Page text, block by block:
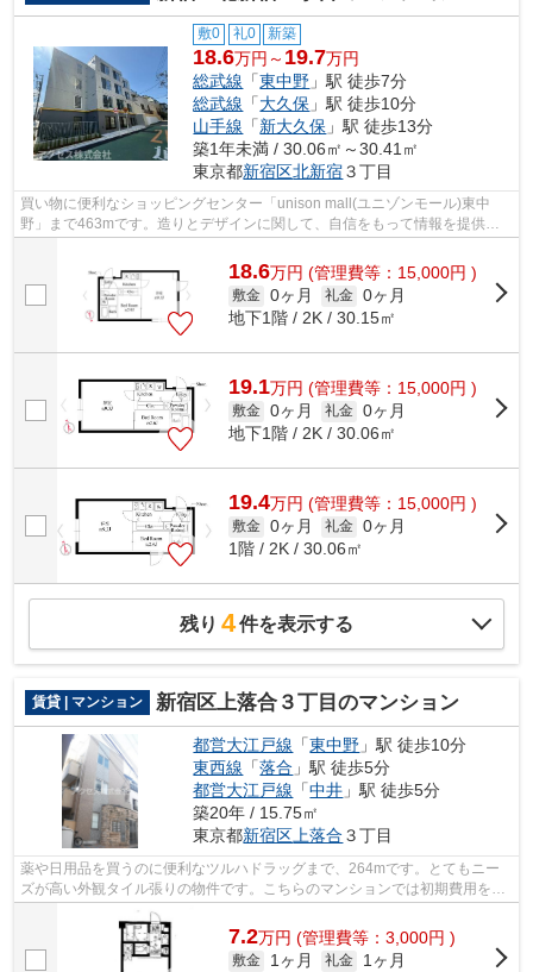
敷0 礼0 新築
18.6万円～ 19.7万円
総武線 「東中野 」駅 徒歩7分
総武線 「大久保 」駅 徒歩10分
山手線 「新大久保 」駅 徒歩13分
築1年未満 / 30.06㎡～30.41㎡
東京都新宿区北新宿３丁目
買い物に便利なショッピングセンター「unison mall(ユニゾンモール)東中
野」まで463mです。造りとデザインに関して、自信をもって情報を提供で
きるマンションです。面倒なゴミ捨ての負...
18.6万円 (管理費等：15,000円 )
敷金 0ヶ月 礼金 0ヶ月
地下1階 / 2K / 30.15㎡
19.1万円 (管理費等：15,000円 )
敷金 0ヶ月 礼金 0ヶ月
地下1階 / 2K / 30.06㎡
19.4万円 (管理費等：15,000円 )
敷金 0ヶ月 礼金 0ヶ月
1階 / 2K / 30.06㎡
残り 4件を表示する
賃貸 | マンション 新宿区上落合３丁目のマンション
都営大江戸線 「東中野 」駅 徒歩10分
東西線 「落合 」駅 徒歩5分
都営大江戸線 「中井 」駅 徒歩5分
築20年 / 15.75㎡
東京都新宿区上落合 ３丁目
薬や日用品を買うのに便利なツルハドラッグまで、264mです。とてもニー
ズが高い外観タイル張りの物件です。こちらのマンションでは初期費用をカ
ードでお支払いいただけます。駅徒歩10...
7.2万円 (管理費等：3,000円 )
敷金 1ヶ月 礼金
1ヶ月